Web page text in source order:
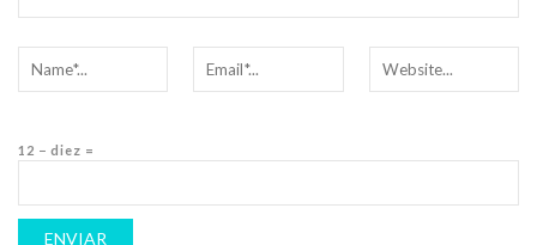
12 − diez =